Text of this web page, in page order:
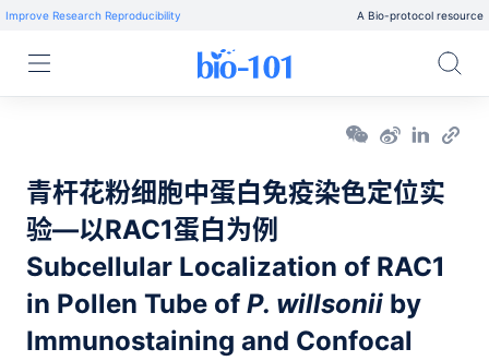
Improve Research Reproducibility A Bio-protocol resource
青杆花粉细胞中蛋白免疫染色定位实
验—以RAC1蛋白为例
Subcellular Localization of RAC1
in Pollen Tube of P. willsonii by
Immunostaining and Confocal